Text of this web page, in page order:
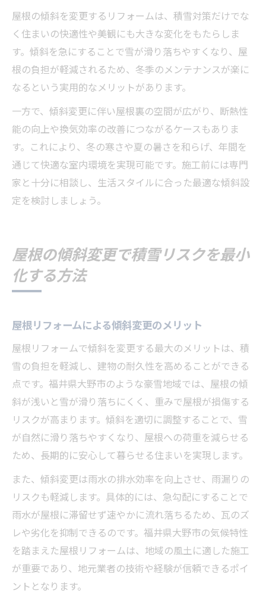
屋根の傾斜を変更するリフォームは、積雪対策だけでな
く住まいの快適性や美観にも大きな変化をもたらしま
す。傾斜を急にすることで雪が滑り落ちやすくなり、屋
根の負担が軽減されるため、冬季のメンテナンスが楽に
なるという実用的なメリットがあります。
一方で、傾斜変更に伴い屋根裏の空間が広がり、断熱性
能の向上や換気効率の改善につながるケースもありま
す。これにより、冬の寒さや夏の暑さを和らげ、年間を
通じて快適な室内環境を実現可能です。施工前には専門
家と十分に相談し、生活スタイルに合った最適な傾斜設
定を検討しましょう。
屋根の傾斜変更で積雪リスクを最小
化する方法
屋根リフォームによる傾斜変更のメリット
屋根リフォームで傾斜を変更する最大のメリットは、積
雪の負担を軽減し、建物の耐久性を高めることができる
点です。福井県大野市のような豪雪地域では、屋根の傾
斜が浅いと雪が滑り落ちにくく、重みで屋根が損傷する
リスクが高まります。傾斜を適切に調整することで、雪
が自然に滑り落ちやすくなり、屋根への荷重を減らせる
ため、長期的に安心して暮らせる住まいを実現します。
また、傾斜変更は雨水の排水効率を向上させ、雨漏りの
リスクも軽減します。具体的には、急勾配にすることで
雨水が屋根に滞留せず速やかに流れ落ちるため、瓦のズ
レや劣化を抑制できるのです。福井県大野市の気候特性
を踏まえた屋根リフォームは、地域の風土に適した施工
が重要であり、地元業者の技術や経験が信頼できるポイ
ントとなります。